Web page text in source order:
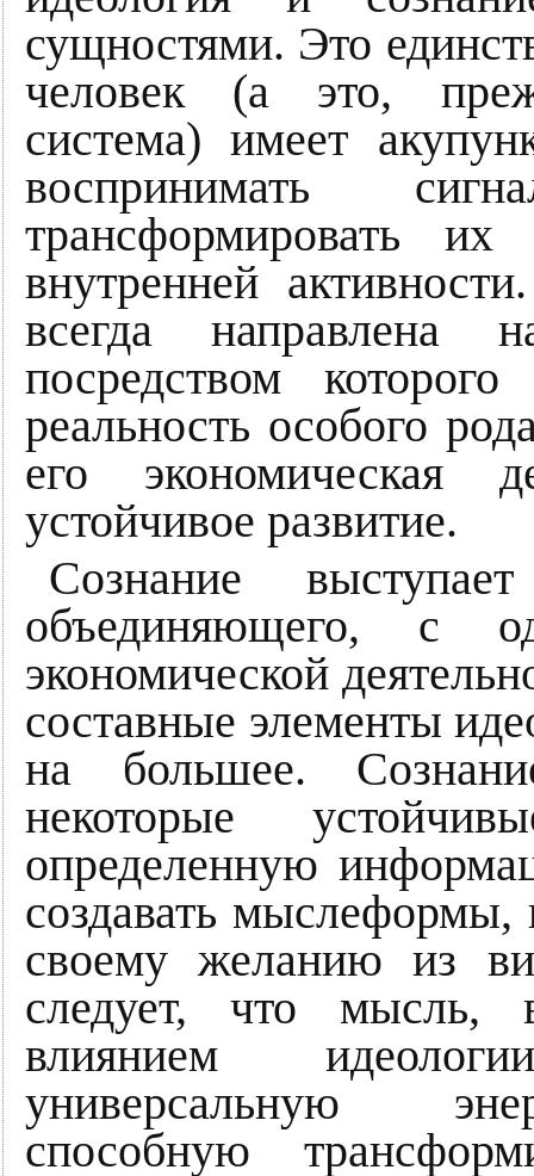
сущностями. Это
человек (а это,
система) имеет
воспринимать
трансформировать
внутренней
всегда направлена
посредством
реальность особого
его экономическая
устойчивое развитие.
Сознание
объединяющего, с
экономической
составные элементы
на большее.
некоторые
определенную
создавать мыслеформы,
своему желанию из
следует, что мысль,
влиянием
универсальную
способную